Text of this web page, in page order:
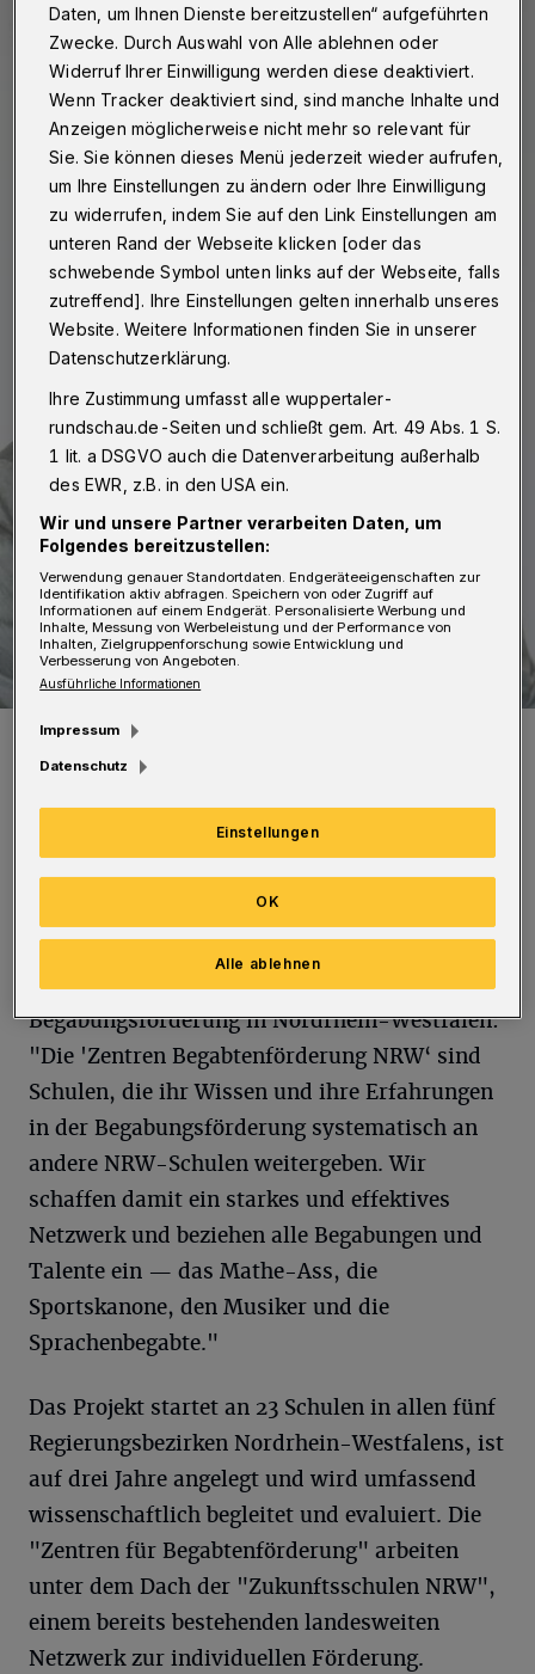
Sylvia Löhrmann.
L
öhrmann unterstrich in der Historischen
für die Weiterentwicklung der
Begabungsförderung in Nordrhein-Westfalen:
"Die 'Zentren Begabtenförderung NRW‘ sind
Schulen, die ihr Wissen und ihre Erfahrungen
in der Begabungsförderung systematisch an
andere NRW-Schulen weitergeben. Wir
schaffen damit ein starkes und effektives
Netzwerk und beziehen alle Begabungen und
Talente ein — das Mathe-Ass, die
Sportskanone, den Musiker und die
Sprachenbegabte."
Das Projekt startet an 23 Schulen in allen fünf
Regierungsbezirken Nordrhein-Westfalens, ist
auf drei Jahre angelegt und wird umfassend
wissenschaftlich begleitet und evaluiert. Die
"Zentren für Begabtenförderung" arbeiten
unter dem Dach der "Zukunftsschulen NRW",
einem bereits bestehenden landesweiten
Netzwerk zur individuellen Förderung.
Daten, um Ihnen Dienste bereitzustellen“ aufgeführten
Zwecke. Durch Auswahl von Alle ablehnen oder
Widerruf Ihrer Einwilligung werden diese deaktiviert.
Wenn Tracker deaktiviert sind, sind manche Inhalte und
Anzeigen möglicherweise nicht mehr so relevant für
Sie. Sie können dieses Menü jederzeit wieder aufrufen,
um Ihre Einstellungen zu ändern oder Ihre Einwilligung
zu widerrufen, indem Sie auf den Link Einstellungen am
unteren Rand der Webseite klicken [oder das
schwebende Symbol unten links auf der Webseite, falls
zutreffend]. Ihre Einstellungen gelten innerhalb unseres
Website. Weitere Informationen finden Sie in unserer
Datenschutzerklärung.
Ihre Zustimmung umfasst alle wuppertaler-
rundschau.de-Seiten und schließt gem. Art. 49 Abs. 1 S.
1 lit. a DSGVO auch die Datenverarbeitung außerhalb
des EWR, z.B. in den USA ein.
Wir und unsere Partner verarbeiten Daten, um
Folgendes bereitzustellen:
Verwendung genauer Standortdaten. Endgeräteeigenschaften zur
Identifikation aktiv abfragen. Speichern von oder Zugriff auf
Informationen auf einem Endgerät. Personalisierte Werbung und
Inhalte, Messung von Werbeleistung und der Performance von
Inhalten, Zielgruppenforschung sowie Entwicklung und
Verbesserung von Angeboten.
Ausführliche Informationen
Impressum
Datenschutz
Einstellungen
Alle ablehnen
OK